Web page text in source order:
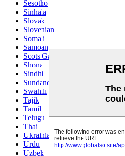
Sesotho
Sinhala
Slovak
Slovenian
Somali
Samoan
Scots Gaelic
Shona
Sindhi
Sundanese
Swahili
Tajik
Tamil
Telugu
Thai
Ukrainian
Urdu
Uzbek